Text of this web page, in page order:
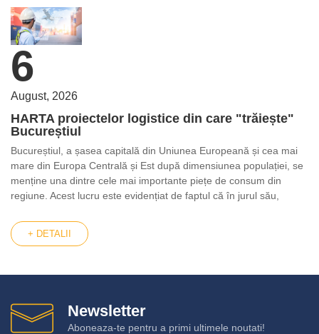
6
August, 2026
HARTA proiectelor logistice din care "trăiește"
Bucureștiul
Bucureștiul, a șasea capitală din Uniunea Europeană și cea mai
mare din Europa Centrală și Est după dimensiunea populației, se
menține una dintre cele mai importante piețe de consum din
regiune. Acest lucru este evidențiat de faptul că în jurul său,
+ DETALII
Newsletter
Aboneaza-te pentru a primi ultimele noutati!